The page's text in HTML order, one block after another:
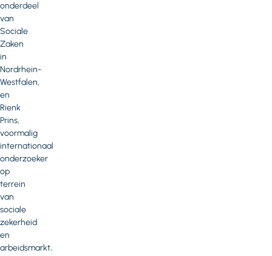
onderdeel
van
Sociale
Zaken
in
Nordrhein-
Westfalen,
en
Rienk
Prins,
voormalig
internationaal
onderzoeker
op
terrein
van
sociale
zekerheid
en
arbeidsmarkt,